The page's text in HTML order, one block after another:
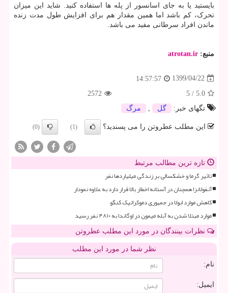
بایستید یا به جای اسانسور از پله ها استفاده کنید. شاید این میزان
تحرک، کم باشد اما همین مقدار هم برای افزایش طول مدت زنده
ماندن افراد سرطانی مفید می باشد.
منبع: atrotan.ir
1399/04/22
14:57:57
5.0
/
5
2572
تگهای خبر:
گل مرگ
این مطلب عطروتن را می پسندید؟ (1)
(0)
تازه ترین مطالب مرتبط
تاثیر گرما و خشکسالی بر زندگی میلیاردها نفر
آنفولانزا همچنان در آستانه اخطار بالا قرار دارد به علاوه نمودار
کاهش موارد ابولا در جمهوری دموکراتیک کنگو
موارد مبتلا شدن به آبله میمون در اوگاندا به ۴۸۱۰ نفر رسید
نظرات بینندگان در مورد این مطلب عطروتن
نظر شما در مورد این مطلب
نام:
ایمیل: